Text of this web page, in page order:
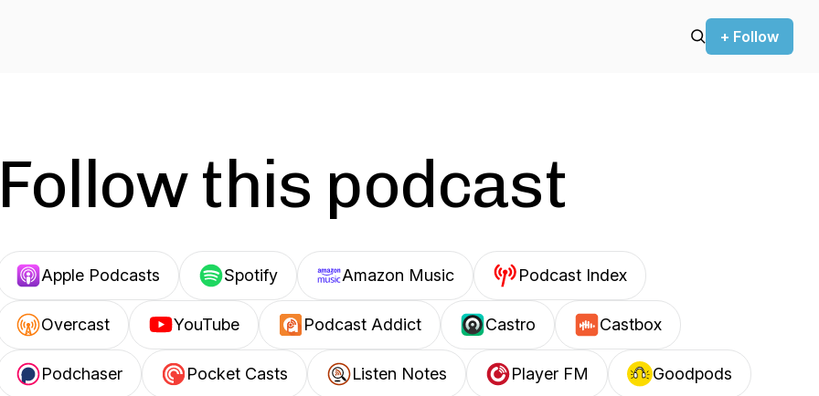
+ Follow
Follow this podcast
Apple Podcasts Spotify Amazon Music Podcast Index
Overcast YouTube Podcast Addict Castro Castbox
Podchaser Pocket Casts Listen Notes Player FM Goodpods